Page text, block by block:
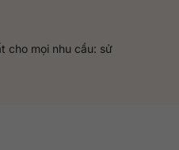
cho mọi nhu cầu: sử